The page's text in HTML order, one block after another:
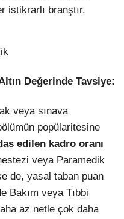
istikrarlı branştır.
Değerinde Tavsiye:
veya sınava
popülaritesine
edilen kadro oranı
veya Paramedik
de, yasal taban puan
Bakım veya Tıbbi
az netle çok daha